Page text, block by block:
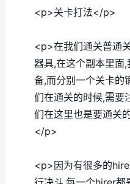
<p>关卡打法</p>
<p>在我们通关普通
器具,在这个副本里面
备,而分别一个关卡的
们在通关的时候,需要
们在这里也是要通关
</p>
<p>因为有很多的